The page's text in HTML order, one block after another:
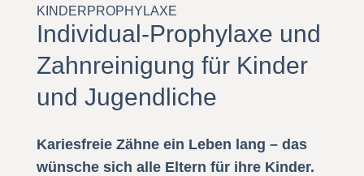
KINDERPROPHYLAXE
Individual-Prophylaxe und
Zahnreinigung für Kinder
und Jugendliche
Kariesfreie Zähne ein Leben lang – das
wünsche sich alle Eltern für ihre Kinder.